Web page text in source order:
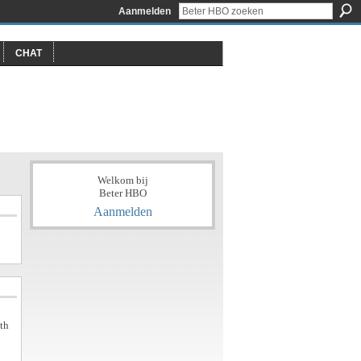
Aanmelden
CHAT
Welkom bij
Beter HBO
Aanmelden